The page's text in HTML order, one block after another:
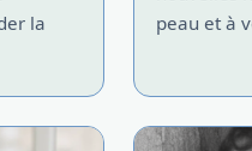
la
peau et à